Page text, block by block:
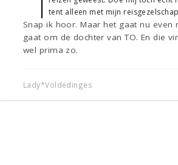
tent alleen met mijn
Snap ik hoor. Maar het gaat nu even
gaat om de dochter van TO. En die
wel prima zo.
Lady*Voldedinges